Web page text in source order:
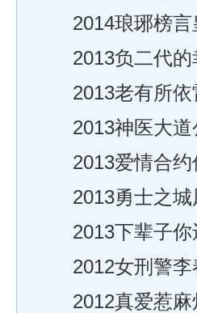
2014琅琊榜言
2013负二代的
2013老有所依
2013神医大道
2013爱情合约
2013勇士之城
2013下辈子你
2012女刑警李
2012真爱惹麻